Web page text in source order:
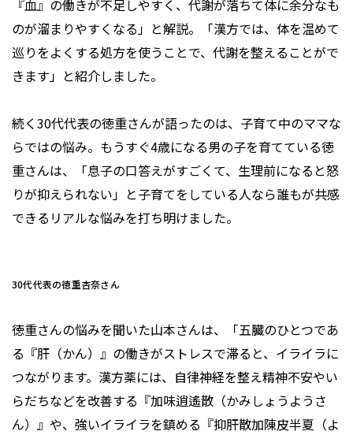
『血』の働きが不足しやすく、代謝が落ちて体に余分なも
のが溜まりやすくなる」と解説。「漢方では、体を温めて
巡りをよくする処方を使うことで、代謝を整えることがで
きます」と紹介しました。
続く30代代表の徳重さんが語ったのは、子育て中のママな
らではの悩み。もうすぐ4歳になる男の子を育てている徳
重さんは、「息子の口答えがすごくて、生理前になると怒
りが抑えられない」と子育てをしている人なら誰もが共感
できるリアルな悩みを打ち明けました。
30代代表の徳重杏奈さん
徳重さんの悩みを聞いた山本さんは、「五臓のひとつであ
る『肝（かん）』の働きがストレスで滞ると、イライラに
つながります。漢方薬には、自律神経を整え精神不安やい
らだちなどを改善する『加味逍遙散（かみしょうようさ
ん）』や、強いイライラを鎮める『抑肝散加陳皮半夏（よ